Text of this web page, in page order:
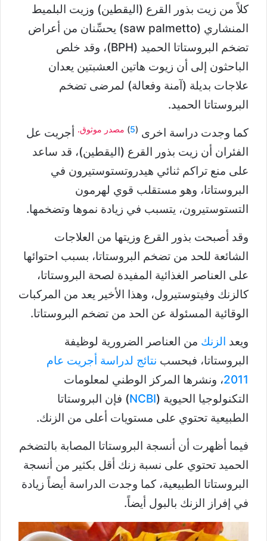
كلاً من زيت بذور القرع (اليقطين) وزيت البلميط
المنشاري (saw palmetto) يحسِّنان من أعراض
تضخم البروستاتا الحميد (BPH)، وقد خلص
الباحثون إلى أن زيوت هاتين العشبتين يعدان
علاجات بديلة (آمنة وفعالة) لمرضى تضخم
البروستاتا الحميد.
كما وجدت دراسة اخرى (
5
) مصدر موثوق. أجريت عل
الفئران أن زيت بذور القرع (اليقطين)، قد ساعد
على منع تراكم ثنائي هيدروتستوستيرون في
البروستاتا، وهو مستقلب قوي لهرمون
التستوستيرون، يتسبب في زيادة نموها وتضخمها.
وقد أصبحت بذور القرع وزيتها من العلاجات
الشائعة للحد من تضخم البروستاتا، بسبب احتوائها
على العناصر الغذائية المفيدة لصحة البروستاتا،
كالزنك وفيتوستيرول، وهذا الأخير يعد من المركبات
الوقائية المسئولة عن الحد من تضخم البروستاتا.
ويعد الزنك من العناصر الضرورية لوظيفة
البروستاتا، فبحسب نتائج لدراسة أجريت عام
2011، ونشرها المركز الوطني لمعلومات
التكنولوجيا الحيوية (NCBI) فإن البروستاتا
الطبيعية تحتوي على مستويات أعلى من الزنك.
فيما أظهرت أن أنسجة البروستاتا المصابة بالتضخم
الحميد تحتوي على نسبة زنك أقل بكثير من أنسجة
البروستاتا الطبيعية، كما وجدت الدراسة أيضاً زيادة
في إفراز الزنك بالبول أيضاً.